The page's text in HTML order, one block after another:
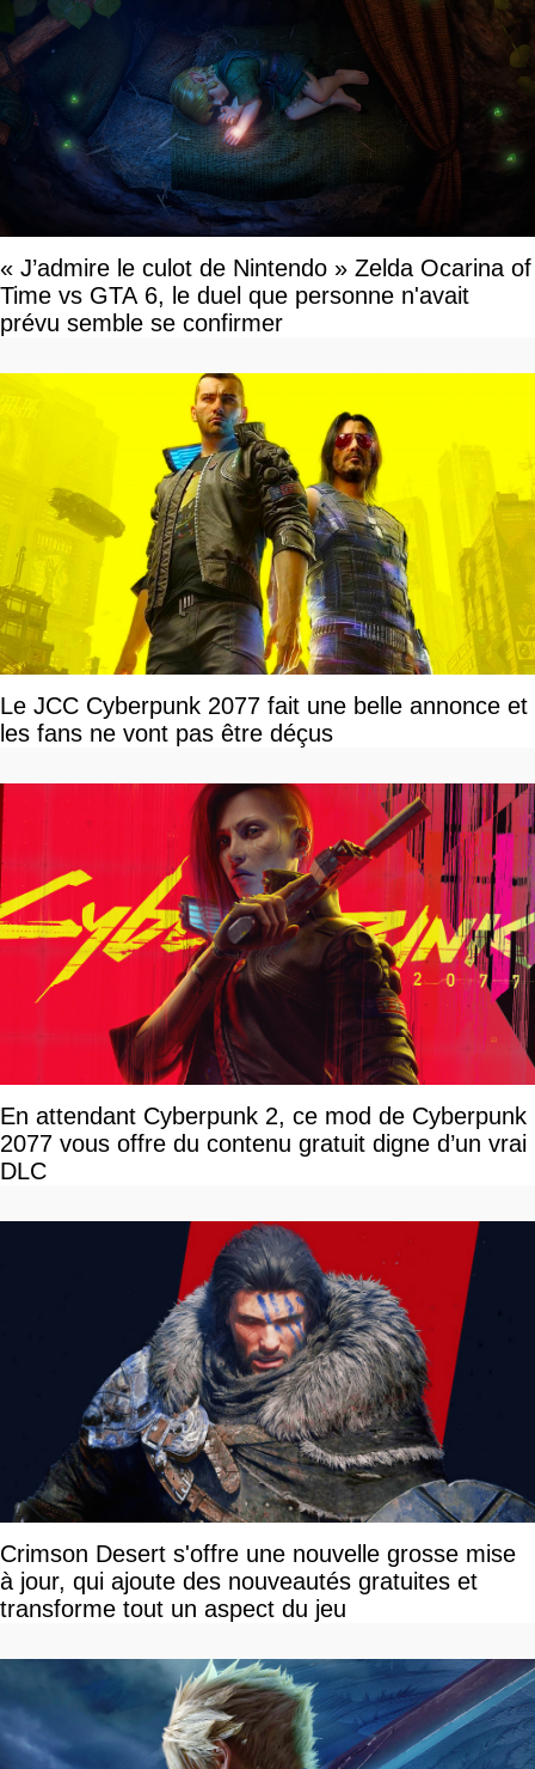
« J’admire le culot de Nintendo » Zelda Ocarina of
Time vs GTA 6, le duel que personne n'avait
prévu semble se confirmer
Le JCC Cyberpunk 2077 fait une belle annonce et
les fans ne vont pas être déçus
En attendant Cyberpunk 2, ce mod de Cyberpunk
2077 vous offre du contenu gratuit digne d’un vrai
DLC
Crimson Desert s'offre une nouvelle grosse mise
à jour, qui ajoute des nouveautés gratuites et
transforme tout un aspect du jeu